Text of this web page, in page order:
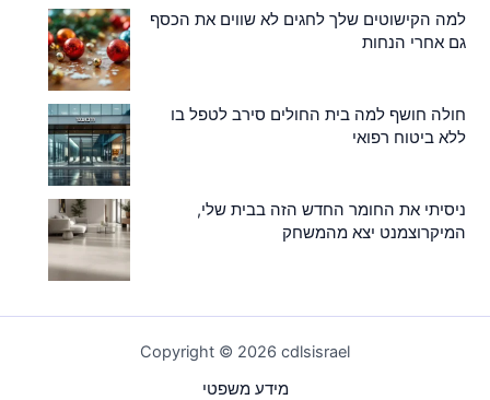
למה הקישוטים שלך לחגים לא שווים את הכסף
גם אחרי הנחות
חולה חושף למה בית החולים סירב לטפל בו
ללא ביטוח רפואי
ניסיתי את החומר החדש הזה בבית שלי,
המיקרוצמנט יצא מהמשחק
Copyright © 2026 cdlsisrael
מידע משפטי